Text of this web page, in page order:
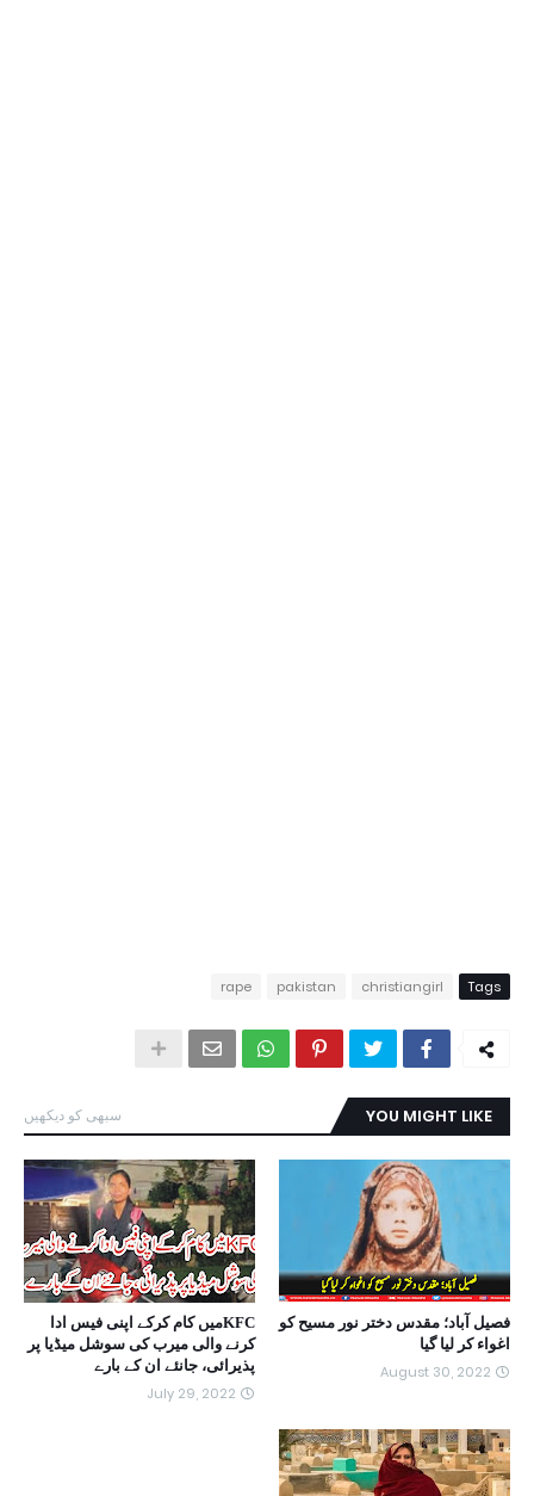
Tags
christiangirl
pakistan
rape
YOU MIGHT LIKE سبھی کو دیکھیں
فصیل آباد؛ مقدس دختر نور مسیح کو
اغواء کر لیا گیا
August 30, 2022
KFCمیں کام کرکے اپنی فیس ادا
کرنے والی میرب کی سوشل میڈیا پر
پذیرائی، جانئے ان کے بارے
July 29, 2022